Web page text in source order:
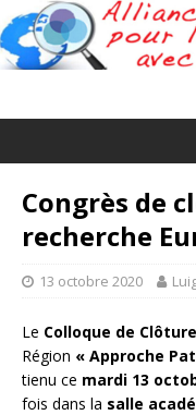
Congrès de
recherche
13 octobre 2020
Le Colloque de Clôture
Région « Approche
tienu ce mardi 13
fois dans la salle